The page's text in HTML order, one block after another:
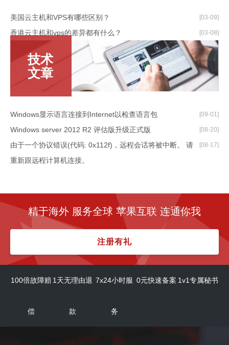
[03-09]
美国云主机和VPS有哪些区别？
[03-08]
香港云主机和vps的差异都有什么？
技术
文章
[09-01]
Windows显示语言连接到Internet以检查语言包
[08-20]
Windows server 2012 R2 评估版升级正式版
[08-17]
由于一个协议错误(代码: 0x112f)，远程会话将被中断。 请
重新跟远程计算机连接。
[08-05]
Windows Server 2019：将评估升级到完整版
[08-03]
Debian 9.3下安装CURL失败的处理方法
CentOS 7下启动、关闭、重启、查看MySQL服务
[07-07]
windows2012安装.net4.6时提示需要先安装更新
KB2919355包解决方案.
[07-05]
windows10关闭自动更新
windows安装nginx提示80端口被占用
windows2008远程连接进去没有声音？提示声音组件显示没
精于海外 服务全球 苹果互联 连通你我
注册有礼
100倍故障赔
偿
1天无理由退
款
7x24小时服
务
0元快速备案 1v1专属秘书